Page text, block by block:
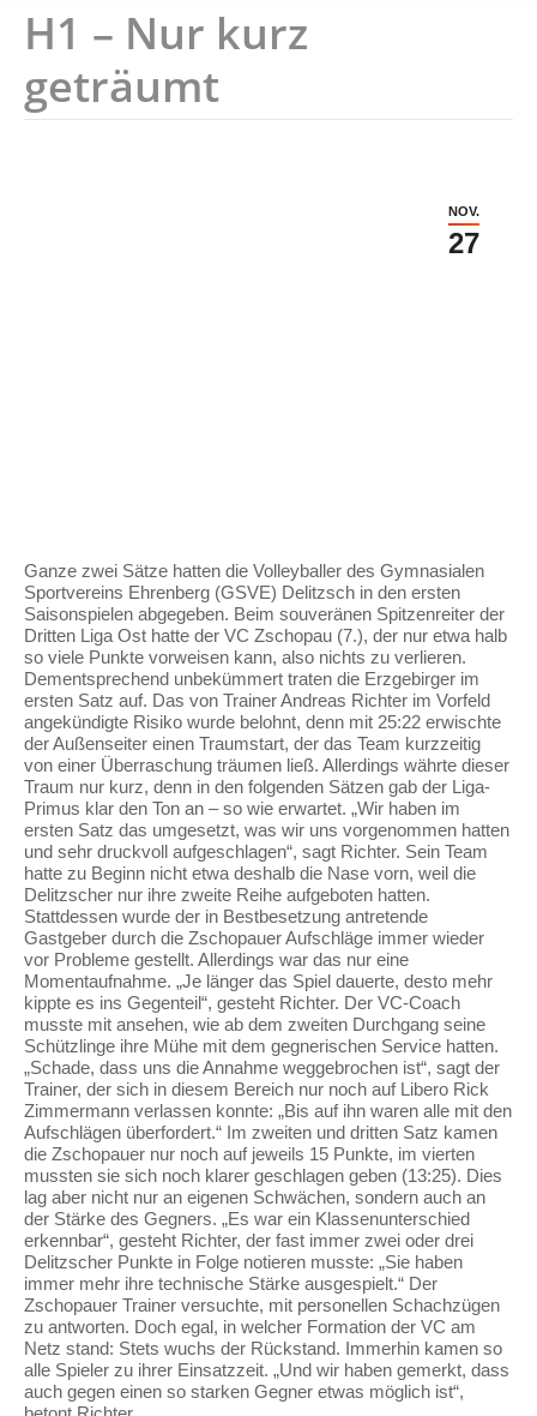
H1 – Nur kurz
geträumt
NOV.
27
Ganze zwei Sätze hatten die Volleyballer des Gymnasialen
Sportvereins Ehrenberg (GSVE) Delitzsch in den ersten
Saisonspielen abgegeben. Beim souveränen Spitzenreiter der
Dritten Liga Ost hatte der VC Zschopau (7.), der nur etwa halb
so viele Punkte vorweisen kann, also nichts zu verlieren.
Dementsprechend unbekümmert traten die Erzgebirger im
ersten Satz auf. Das von Trainer Andreas Richter im Vorfeld
angekündigte Risiko wurde belohnt, denn mit 25:22 erwischte
der Außenseiter einen Traumstart, der das Team kurzzeitig
von einer Überraschung träumen ließ. Allerdings währte dieser
Traum nur kurz, denn in den folgenden Sätzen gab der Liga-
Primus klar den Ton an – so wie erwartet. „Wir haben im
ersten Satz das umgesetzt, was wir uns vorgenommen hatten
und sehr druckvoll aufgeschlagen“, sagt Richter. Sein Team
hatte zu Beginn nicht etwa deshalb die Nase vorn, weil die
Delitzscher nur ihre zweite Reihe aufgeboten hatten.
Stattdessen wurde der in Bestbesetzung antretende
Gastgeber durch die Zschopauer Aufschläge immer wieder
vor Probleme gestellt. Allerdings war das nur eine
Momentaufnahme. „Je länger das Spiel dauerte, desto mehr
kippte es ins Gegenteil“, gesteht Richter. Der VC-Coach
musste mit ansehen, wie ab dem zweiten Durchgang seine
Schützlinge ihre Mühe mit dem gegnerischen Service hatten.
„Schade, dass uns die Annahme weggebrochen ist“, sagt der
Trainer, der sich in diesem Bereich nur noch auf Libero Rick
Zimmermann verlassen konnte: „Bis auf ihn waren alle mit den
Aufschlägen überfordert.“ Im zweiten und dritten Satz kamen
die Zschopauer nur noch auf jeweils 15 Punkte, im vierten
mussten sie sich noch klarer geschlagen geben (13:25). Dies
lag aber nicht nur an eigenen Schwächen, sondern auch an
der Stärke des Gegners. „Es war ein Klassenunterschied
erkennbar“, gesteht Richter, der fast immer zwei oder drei
Delitzscher Punkte in Folge notieren musste: „Sie haben
immer mehr ihre technische Stärke ausgespielt.“ Der
Zschopauer Trainer versuchte, mit personellen Schachzügen
zu antworten. Doch egal, in welcher Formation der VC am
Netz stand: Stets wuchs der Rückstand. Immerhin kamen so
alle Spieler zu ihrer Einsatzzeit. „Und wir haben gemerkt, dass
auch gegen einen so starken Gegner etwas möglich ist“,